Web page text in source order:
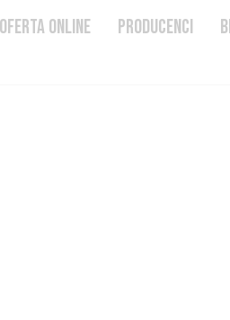
OFERTA ONLINE PRODUCENCI